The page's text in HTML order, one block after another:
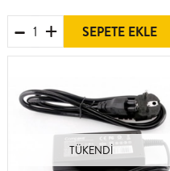
SEPETE EKLE
TÜKENDI